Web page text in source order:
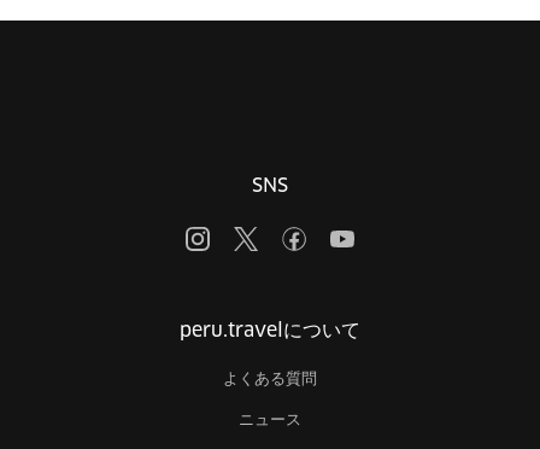
SNS
peru.travelについて
よくある質問
ニュース